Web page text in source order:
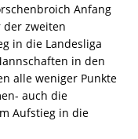
Anfang
zweiten
in die Landesliga
in den
alle weniger Punkte
auch die
Aufstieg in die